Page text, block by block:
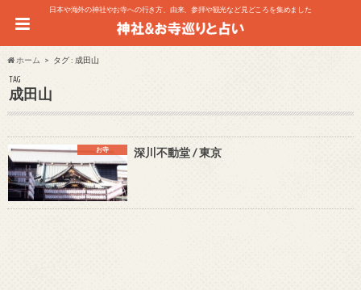
日本や海外の神社やお寺への行き方、由来、参拝や観光など見どころを集めました
ホーム タグ : 成田山
TAG
成田山
お寺 深川不動堂 / 東京